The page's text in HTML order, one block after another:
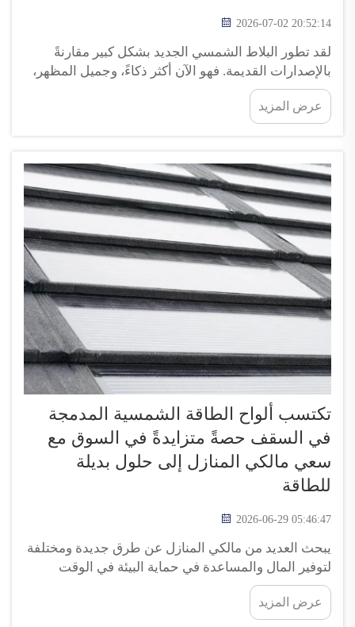
2026-07-02 20:52:14
لقد تطور البلاط الشمسي الجديد بشكل كبير مقارنةً
بالإصدارات القديمة. فهو الآن أكثر ذكاءً، وجميل المظهر،
وكفاءةً أعلى. وتتمحور رؤية شركة توب إنيرجي حول
تقديم أفضل تقنيات الطاقة الشمسية للعملاء. وهذا يعني
أننا نود شرح كيفية عمل هذه الألواح الجديدة ولماذا هي
عرض المزيد
تكتسب ألواح الطاقة الشمسية المدمجة
في السقف حصةً متزايدةً في السوق مع
سعي مالكي المنازل إلى حلول بديلة
للطاقة
2026-06-29 05:46:47
يبحث العديد من مالكي المنازل عن طرق جديدة ومختلفة
لتوفير المال والمساعدة في حماية البيئة في الوقت
نفسه. ومن أكثر الخيارات إثارةً للإعجاب هي ألواح الطاقة
الشمسية المدمجة في السقف. وهي ألواح خاصة قادرة
على امتصاص أشعة الشمس وتحويلها إلى طاقة.
عرض المزيد